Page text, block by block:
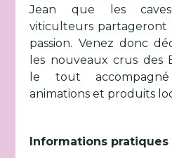
Jean que les
viticulteurs
passion. Venez donc
les nouveaux crus des
le tout
animations et produits
Informations pratiques